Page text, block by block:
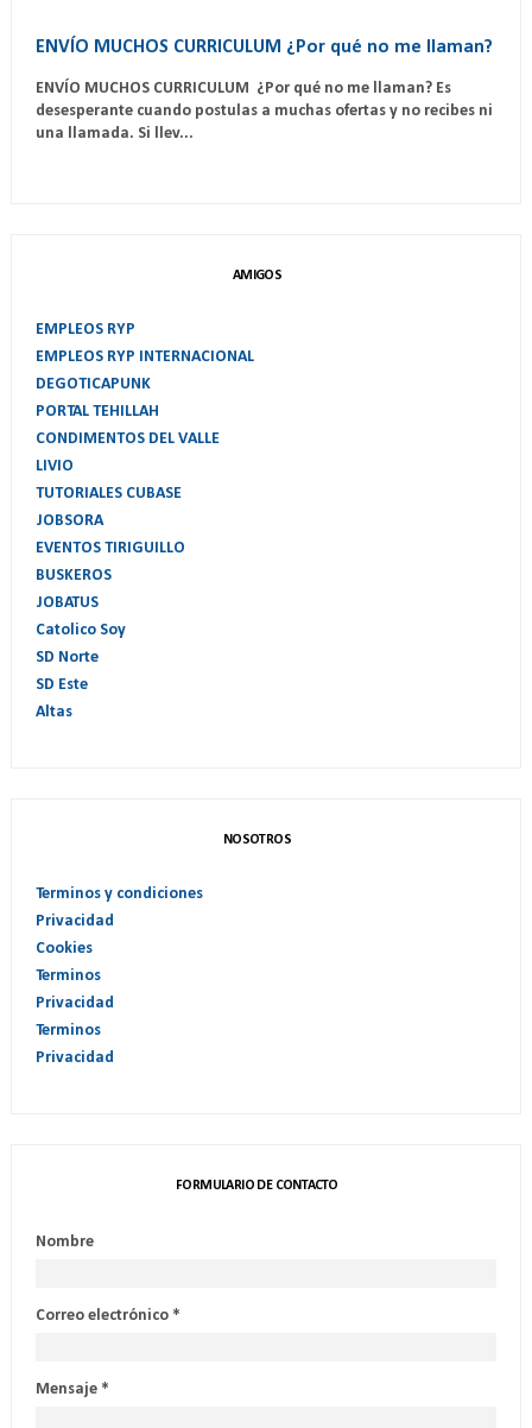
ENVÍO MUCHOS CURRICULUM ¿Por qué no me llaman?
ENVÍO MUCHOS CURRICULUM ¿Por qué no me llaman? Es
desesperante cuando postulas a muchas ofertas y no recibes ni
una llamada. Si llev...
AMIGOS
EMPLEOS RYP
EMPLEOS RYP INTERNACIONAL
DEGOTICAPUNK
PORTAL TEHILLAH
CONDIMENTOS DEL VALLE
LIVIO
TUTORIALES CUBASE
JOBSORA
EVENTOS TIRIGUILLO
BUSKEROS
JOBATUS
Catolico Soy
SD Norte
SD Este
Altas
NOSOTROS
Terminos y condiciones
Privacidad
Cookies
Terminos
Privacidad
Terminos
Privacidad
FORMULARIO DE CONTACTO
Nombre
Correo electrónico *
Mensaje *